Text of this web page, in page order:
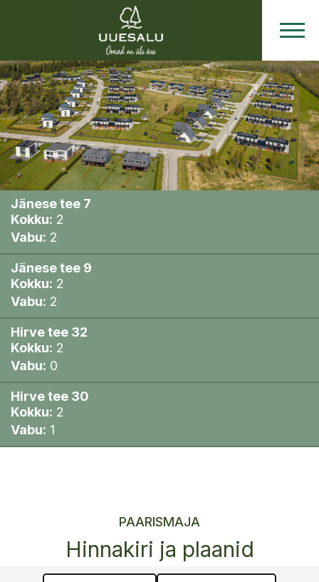
Jänese tee 7
Kokku: 2
Vabu: 2
Jänese tee 9
Kokku: 2
Vabu: 2
Hirve tee 32
Kokku: 2
Vabu: 0
Hirve tee 30
Kokku: 2
Vabu: 1
PAARISMAJA
Hinnakiri ja plaanid